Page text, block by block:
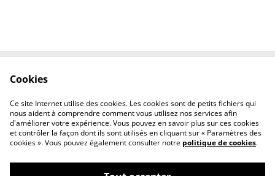
Politique de
confidentialité
Politique de cookies
Cookies
Ce site Internet utilise des cookies. Les cookies sont de petits fichiers qui
nous aident à comprendre comment vous utilisez nos services afin
d'améliorer votre expérience. Vous pouvez en savoir plus sur ces cookies
et contrôler la façon dont ils sont utilisés en cliquant sur « Paramètres des
cookies ». Vous pouvez également consulter notre politique de cookies.